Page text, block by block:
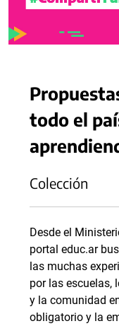
todo el
Colección
Desde el
portal educ.ar
las muchas
por las escuelas,
y la comunidad
obligatorio y la